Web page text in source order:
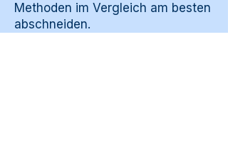
Methoden im Vergleich am besten
abschneiden.